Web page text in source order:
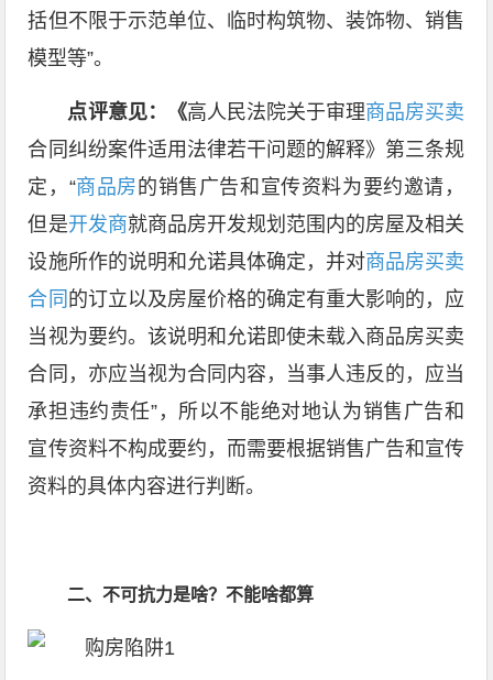
括但不限于示范单位、临时构筑物、装饰物、销售
模型等”。
点评意见：《高人民法院关于审理商品房买卖
合同纠纷案件适用法律若干问题的解释》第三条规
定，“商品房 的销售广告和宣传资料为要约邀请，
但是开发商就商品房开发规划范围内的房屋及相关
设施所作的说明和允诺具体确定，并对商品房买卖
合同 的订立以及房屋价格的确定有重大影响的，应
当视为要约。该说明和允诺即使未载入商品房买卖
合同，亦应当视为合同内容，当事人违反的，应当
承担违约责任”，所以不能绝对地认为销售广告和
宣传资料不构成要约，而需要根据销售广告和宣传
资料的具体内容进行判断。
二、不可抗力是啥？不能啥都算